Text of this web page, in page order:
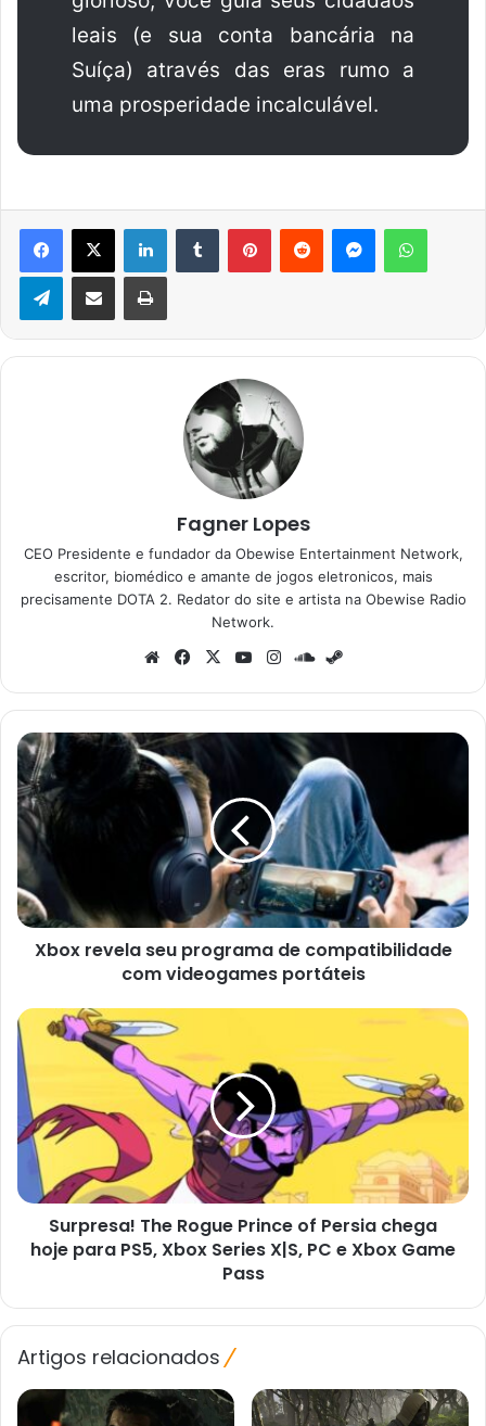
leais (e sua conta bancária na
Suíça) através das eras rumo a
uma prosperidade incalculável.
Facebook
X LinkedinTumblr PinterestReddit Messenger
TelegramCompartilhar via e-mail Imprimir
Fagner Lopes
CEO Presidente e fundador da Obewise Entertainment Network,
escritor, biomédico e amante de jogos eletronicos, mais
precisamente DOTA 2. Redator do site e artista na Obewise Radio
Network.
WebsiteFacebook
X YouTubeInstagramSoundCloud
Xbox
revela
seu
programa
de
compatibilidade
videogames
portáteis
Xbox revela seu programa de compatibilidade
com videogames portáteis
Surpresa!
The
Rogue
Prince
of
Persia
chega
hoje
para
Xbox
PC
Xbox
Pass
Surpresa! The Rogue Prince of Persia chega
hoje para PS5, Xbox Series X|S, PC e Xbox Game
Pass
Artigos relacionados